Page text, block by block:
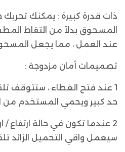
ذات قدرة كبيرة : يمكنك
المسحوق بدلاً من التقاط
عند العمل ، مما يجعل
تصميمات أمان مزدوجة :
1 عند فتح الغطاء ، ستتوقف
حد كبير ويحمي المستخدم من
2 عندما تكون في حالة ارتفاع /
سيعمل واقي التحميل الزائد